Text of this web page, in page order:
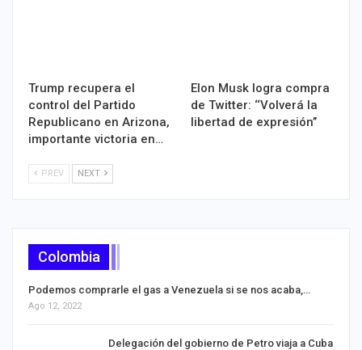
Trump recupera el
control del Partido
Republicano en Arizona,
importante victoria en…
Elon Musk logra compra
de Twitter: ‘‘Volverá la
libertad de expresión’’
PREV NEXT
Colombia
Podemos comprarle el gas a Venezuela si se nos acaba,…
Ago 12, 2022
Delegación del gobierno de Petro viaja a Cuba